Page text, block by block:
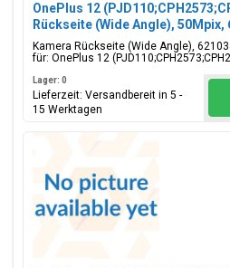
OnePlus 12
Rückseite (Wide Angle), 50Mpix,
Kamera Rückseite (Wide Angle),
für: OnePlus 12
Lager: 0
Lieferzeit: Versandbereit in 5 -
15 Werktagen